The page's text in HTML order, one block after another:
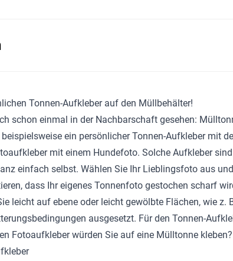
Tonnen-Aufkleber auf den Müllbehälter!
schon einmal in der Nachbarschaft gesehen:
ein persönlicher Tonnen-Aufkleber mit
mit einem Hundefoto. Solche Aufkleber
einfach selbst. Wählen Sie Ihr Lieblingsfoto aus
dass Ihr eigenes Tonnenfoto gestochen scharf
leicht auf ebene oder leicht gewölbte Flächen, wie
ausgesetzt. Für den Tonnen-
Fotoaufkleber würden Sie auf eine Mülltonne kleben?